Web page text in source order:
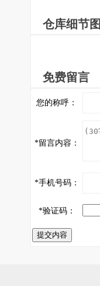
仓库细节图
免费留言
您的称呼：
*留言内容：
*手机号码：
*验证码：
提交内容